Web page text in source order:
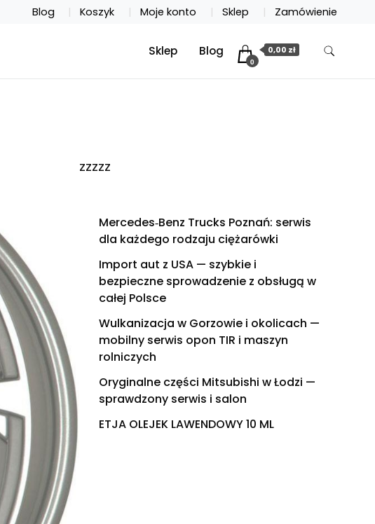
Blog Koszyk Moje konto Sklep Zamówienie
Sklep Blog
0
0,00 zł
zzzzz
Mercedes‑Benz Trucks Poznań: serwis
dla każdego rodzaju ciężarówki
Import aut z USA — szybkie i
bezpieczne sprowadzenie z obsługą w
całej Polsce
Wulkanizacja w Gorzowie i okolicach —
mobilny serwis opon TIR i maszyn
rolniczych
Oryginalne części Mitsubishi w Łodzi —
sprawdzony serwis i salon
ETJA OLEJEK LAWENDOWY 10 ML